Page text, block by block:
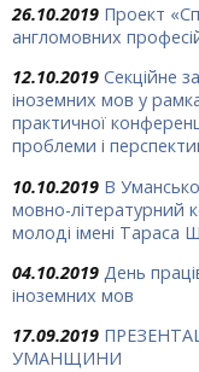
26.10.2019 Проект
англомовних
12.10.2019 Секційне
іноземних мов у
практичної
проблеми і
10.10.2019 В
мовно-літературний
молоді імені Тараса
04.10.2019 День
іноземних мов
17.09.2019
УМАНЩИНИ